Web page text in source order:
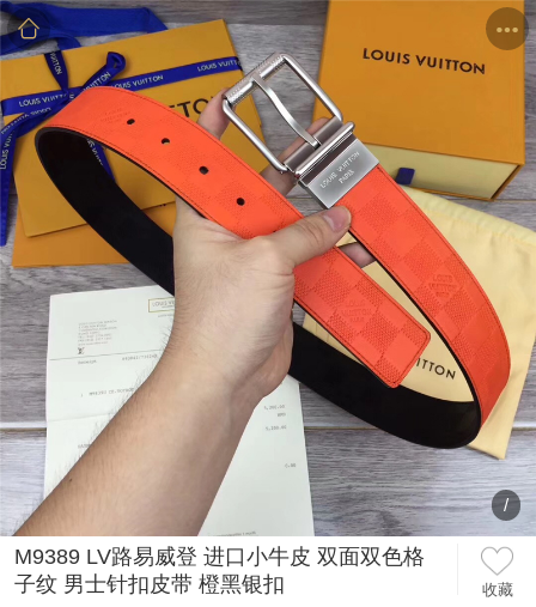
商品 详情
/
M9389 LV路易威登 进口小牛皮 双面双色格
子纹 男士针扣皮带 橙黑银扣
收藏